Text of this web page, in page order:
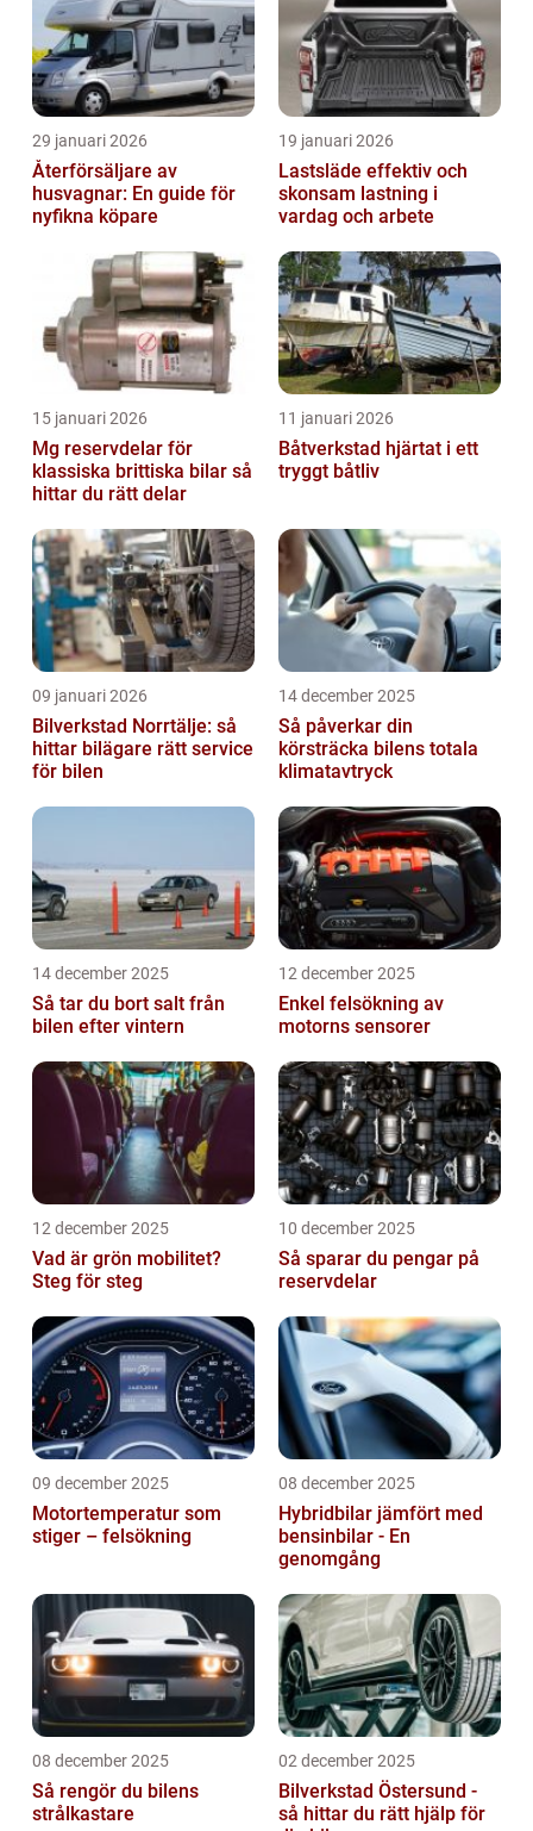
29 januari 2026
Återförsäljare av
husvagnar: En guide för
nyfikna köpare
19 januari 2026
Lastsläde effektiv och
skonsam lastning i
vardag och arbete
15 januari 2026
Mg reservdelar för
klassiska brittiska bilar så
hittar du rätt delar
11 januari 2026
Båtverkstad hjärtat i ett
tryggt båtliv
09 januari 2026
Bilverkstad Norrtälje: så
hittar bilägare rätt service
för bilen
14 december 2025
Så påverkar din
körsträcka bilens totala
klimatavtryck
14 december 2025
Så tar du bort salt från
bilen efter vintern
12 december 2025
Enkel felsökning av
motorns sensorer
12 december 2025
Vad är grön mobilitet?
Steg för steg
10 december 2025
Så sparar du pengar på
reservdelar
09 december 2025
Motortemperatur som
stiger – felsökning
08 december 2025
Hybridbilar jämfört med
bensinbilar - En
genomgång
08 december 2025
Så rengör du bilens
strålkastare
02 december 2025
Bilverkstad Östersund -
så hittar du rätt hjälp för